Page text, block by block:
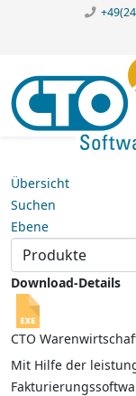
Übersicht
Suchen
Ebene
Download-Details
CTO
Mit Hilfe der